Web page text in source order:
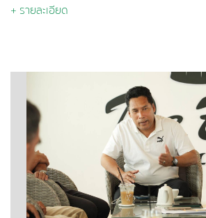
+ รายละเอียด